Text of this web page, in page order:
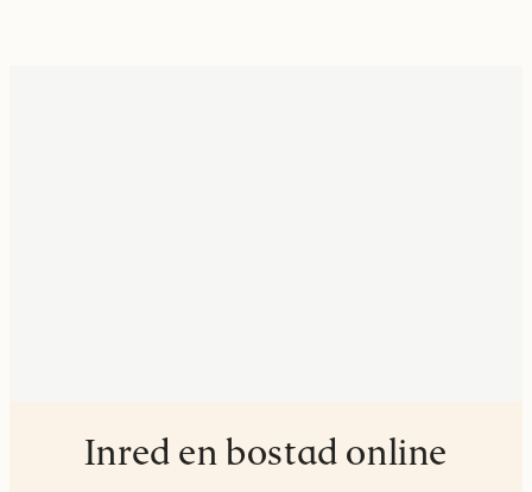
Inred en bostad online